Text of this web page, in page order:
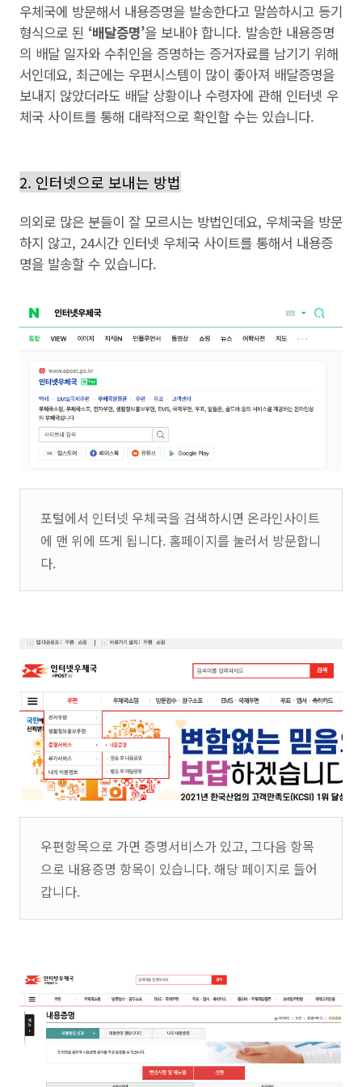
우체국에 방문해서 내용증명을 발송한다고 말씀하시고 등기
형식으로 된 ‘배달증명’을 보내야 합니다. 발송한 내용증명
의 배달 일자와 수취인을 증명하는 증거자료를 남기기 위해
서인데요, 최근에는 우편시스템이 많이 좋아져 배달증명을
보내지 않았더라도 배달 상황이나 수령자에 관해 인터넷 우
체국 사이트를 통해 대략적으로 확인할 수는 있습니다.
2. 인터넷으로 보내는 방법
의외로 많은 분들이 잘 모르시는 방법인데요, 우체국을 방문
하지 않고, 24시간 인터넷 우체국 사이트를 통해서 내용증
명을 발송할 수 있습니다.
포털에서 인터넷 우체국을 검색하시면 온라인사이트
에 맨 위에 뜨게 됩니다. 홈페이지를 눌러서 방문합니
다.
우편항목으로 가면 증명서비스가 있고, 그다음 항목
으로 내용증명 항목이 있습니다. 해당 페이지로 들어
갑니다.